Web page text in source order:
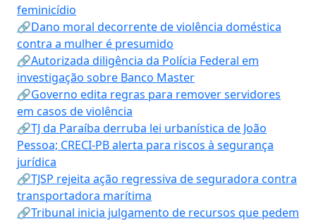
feminicídio
🔗Dano moral decorrente de violência doméstica
contra a mulher é presumido
🔗Autorizada diligência da Polícia Federal em
investigação sobre Banco Master
🔗Governo edita regras para remover servidores
em casos de violência
🔗TJ da Paraíba derruba lei urbanística de João
Pessoa; CRECI-PB alerta para riscos à segurança
jurídica
🔗TJSP rejeita ação regressiva de seguradora contra
transportadora marítima
🔗Tribunal inicia julgamento de recursos que pedem